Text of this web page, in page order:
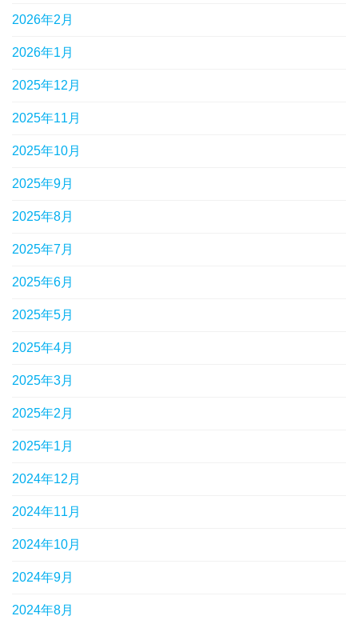
2026年2月
2026年1月
2025年12月
2025年11月
2025年10月
2025年9月
2025年8月
2025年7月
2025年6月
2025年5月
2025年4月
2025年3月
2025年2月
2025年1月
2024年12月
2024年11月
2024年10月
2024年9月
2024年8月